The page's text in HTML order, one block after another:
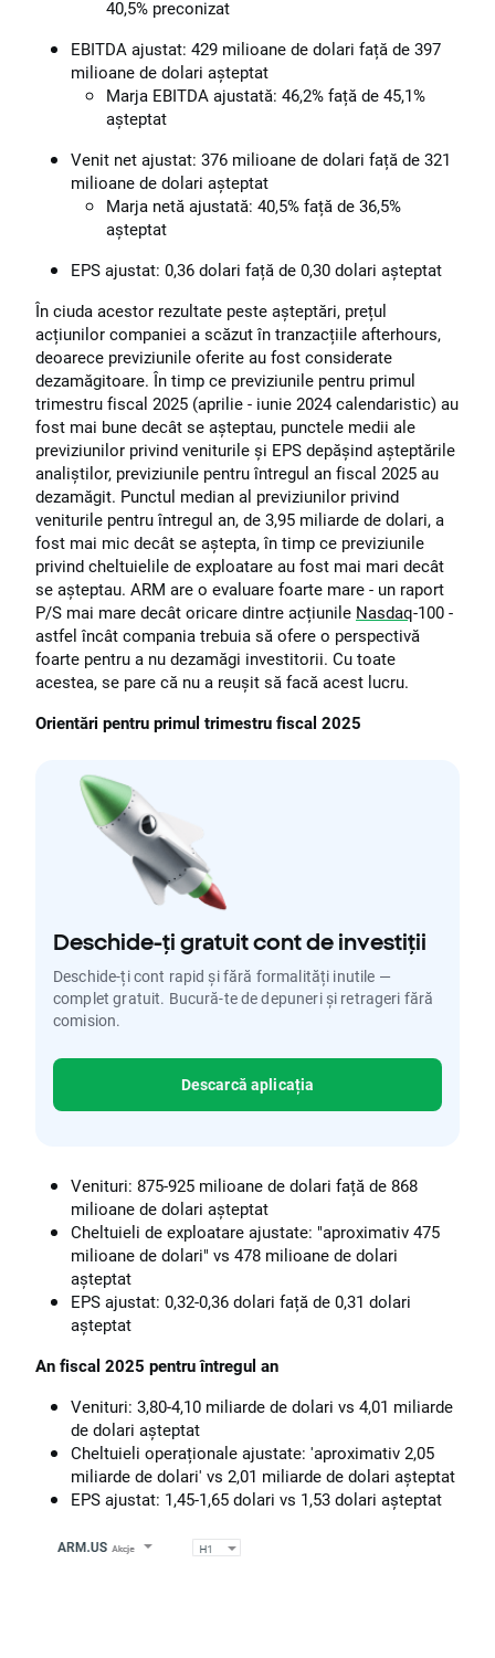
40,5% preconizat
EBITDA ajustat: 429 milioane de dolari față de 397
milioane de dolari așteptat
Marja EBITDA ajustată: 46,2% față de 45,1%
așteptat
Venit net ajustat: 376 milioane de dolari față de 321
milioane de dolari așteptat
Marja netă ajustată: 40,5% față de 36,5%
așteptat
EPS ajustat: 0,36 dolari față de 0,30 dolari așteptat
În ciuda acestor rezultate peste așteptări, prețul
acțiunilor companiei a scăzut în tranzacțiile afterhours,
deoarece previziunile oferite au fost considerate
dezamăgitoare. În timp ce previziunile pentru primul
trimestru fiscal 2025 (aprilie - iunie 2024 calendaristic) au
fost mai bune decât se așteptau, punctele medii ale
previziunilor privind veniturile și EPS depășind așteptările
analiștilor, previziunile pentru întregul an fiscal 2025 au
dezamăgit. Punctul median al previziunilor privind
veniturile pentru întregul an, de 3,95 miliarde de dolari, a
fost mai mic decât se aștepta, în timp ce previziunile
privind cheltuielile de exploatare au fost mai mari decât
se așteptau. ARM are o evaluare foarte mare - un raport
P/S mai mare decât oricare dintre acțiunile Nasdaq-100 -
astfel încât compania trebuia să ofere o perspectivă
foarte pentru a nu dezamăgi investitorii. Cu toate
acestea, se pare că nu a reușit să facă acest lucru.
Orientări pentru primul trimestru fiscal 2025
Deschide-ți gratuit cont de investiții
Deschide-ți cont rapid și fără formalități inutile —
complet gratuit. Bucură-te de depuneri și retrageri fără
comision.
Descarcă aplicația
Venituri: 875-925 milioane de dolari față de 868
milioane de dolari așteptat
Cheltuieli de exploatare ajustate: "aproximativ 475
milioane de dolari" vs 478 milioane de dolari
așteptat
EPS ajustat: 0,32-0,36 dolari față de 0,31 dolari
așteptat
An fiscal 2025 pentru întregul an
Venituri: 3,80-4,10 miliarde de dolari vs 4,01 miliarde
de dolari așteptat
Cheltuieli operaționale ajustate: 'aproximativ 2,05
miliarde de dolari' vs 2,01 miliarde de dolari așteptat
EPS ajustat: 1,45-1,65 dolari vs 1,53 dolari așteptat